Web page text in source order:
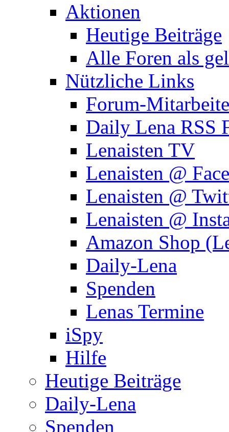
Aktionen
Heutige Beiträge
Alle Foren als
Nützliche Links
Forum-
Daily Lena RSS
Lenaisten TV
Lenaisten @
Lenaisten @
Lenaisten @
Amazon Shop
Daily-Lena
Spenden
Lenas Termine
iSpy
Hilfe
Heutige Beiträge
Daily-Lena
Spenden